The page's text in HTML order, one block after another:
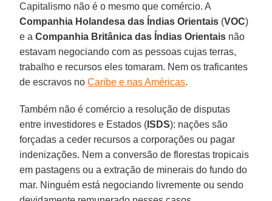
Capitalismo não é o mesmo que comércio. A
Companhia Holandesa das Índias Orientais (VOC)
e aCompanhia Britânica das Índias Orientais não
estavam negociando com as pessoas cujas terras,
trabalho e recursos eles tomaram. Nem os traficantes
de escravos noCaribe e nas Américas.
Também não é comércio a resolução de disputas
entre investidores e Estados ( ISDS): nações são
forçadas a ceder recursos a corporações ou pagar
indenizações. Nem a conversão de florestas tropicais
em pastagens ou a extração de minerais do fundo do
mar. Ninguém está negociando livremente ou sendo